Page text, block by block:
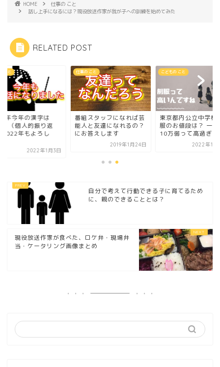
HOME
仕事の こと
話し上手になるには？現役放送作家が我が子への訓練を始めてみた
RELATED POST
こと
年今年の漢字は
」（個人的振り返
2022年もよろし
2022年1月3日
仕事の こと
番組スタッフになれば芸
能人と友達になれるの？
にお答えします
2019年1月24日
こどもの こと
東京都内公立中学校
服のお値段は？ 一
10万弱って高過ぎ！
2022年11
自分で考えて行動できる子に育てるため
に、親のできることとは？
現役放送作家が食べた、ロケ弁・現場弁
当・ケータリング画像まとめ